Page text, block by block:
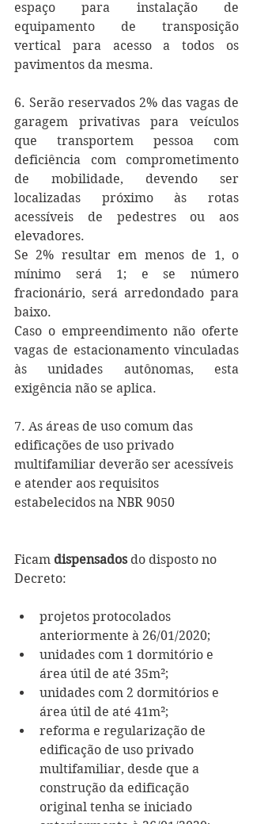
espaço para instalação de
equipamento de transposição
vertical para acesso a todos os
pavimentos da mesma.
6. Serão reservados 2% das vagas de
garagem privativas para veículos
que transportem pessoa com
deficiência com comprometimento
de mobilidade, devendo ser
localizadas próximo às rotas
acessíveis de pedestres ou aos
elevadores.
Se 2% resultar em menos de 1, o
mínimo será 1; e se número
fracionário, será arredondado para
baixo.
Caso o empreendimento não oferte
vagas de estacionamento vinculadas
às unidades autônomas, esta
exigência não se aplica.
7. As áreas de uso comum das
edificações de uso privado
multifamiliar deverão ser acessíveis
e atender aos requisitos
estabelecidos na NBR 9050
Ficam dispensados do disposto no
Decreto:
projetos protocolados
anteriormente à 26/01/2020;
unidades com 1 dormitório e
área útil de até 35m²;
unidades com 2 dormitórios e
área útil de até 41m²;
reforma e regularização de
edificação de uso privado
multifamiliar, desde que a
construção da edificação
original tenha se iniciado